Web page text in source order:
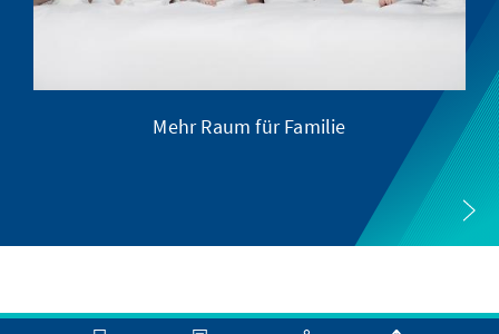
Mehr Raum für Familie